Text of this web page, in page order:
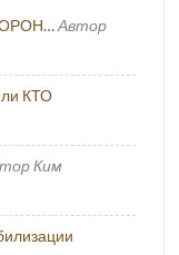
Автор
КТО
Ким